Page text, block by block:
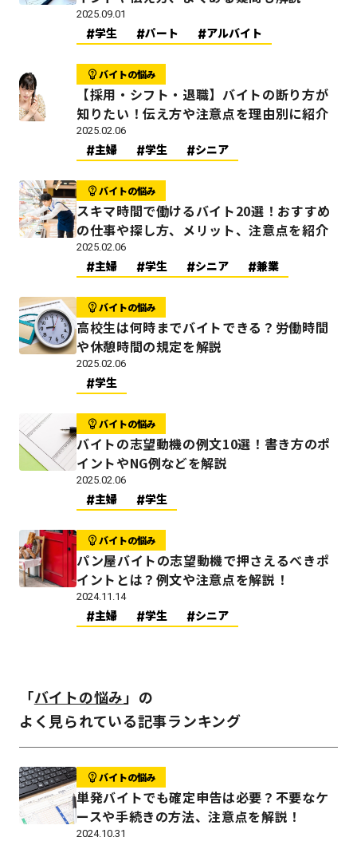
2025.09.01
学生 パート アルバイト
バイトの悩み
【採用・シフト・退職】バイトの断り方が
知りたい！伝え方や注意点を理由別に紹介
2025.02.06
主婦 学生 シニア
バイトの悩み
スキマ時間で働けるバイト20選！おすすめ
の仕事や探し方、メリット、注意点を紹介
2025.02.06
主婦 学生 シニア 兼業
バイトの悩み
高校生は何時までバイトできる？労働時間
や休憩時間の規定を解説
2025.02.06
学生
バイトの悩み
バイトの志望動機の例文10選！書き方のポ
イントやNG例などを解説
2025.02.06
主婦 学生
バイトの悩み
パン屋バイトの志望動機で押さえるべきポ
イントとは？例文や注意点を解説！
2024.11.14
主婦 学生 シニア
「バイトの悩み 」の
よく見られている記事ランキング
バイトの悩み
単発バイトでも確定申告は必要？不要なケ
ースや手続きの方法、注意点を解説！
2024.10.31